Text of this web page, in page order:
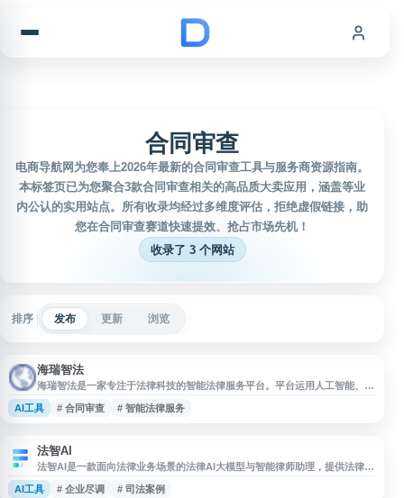
合同审查
电商导航网为您奉上2026年最新的合同审查工具与服务商资源指南。
本标签页已为您聚合3款合同审查相关的高品质大卖应用，涵盖等业
内公认的实用站点。所有收录均经过多维度评估，拒绝虚假链接，助
您在合同审查赛道快速提效、抢占市场先机！
收录了 3 个网站
排序 发布 更新 浏览
海瑞智法
海瑞智法是一家专注于法律科技的智能法律服务平台。平台运用人工智能、大
数据等技术，为企业和个人提供智能化的法律解决方案，涵盖合同审查、法律
咨询、风险评估、案例检索等多项服务。通过技术驱动，海瑞智法致力于提升
帮助用户快速识别法律
AI工具 # 合同审查 # 智能法律服务
法智AI
法智AI是一款面向法律业务场景的法律AI大模型与智能律师助理，提供法律检
索、法律咨询、合同审查、文书写作、案例法规查询、文件问答、企业尽调、
风险评估等功能。平台可辅助律师、企业法务及相关从业者进行法律研究、合
AI工具 # 企业尽调 # 司法案例